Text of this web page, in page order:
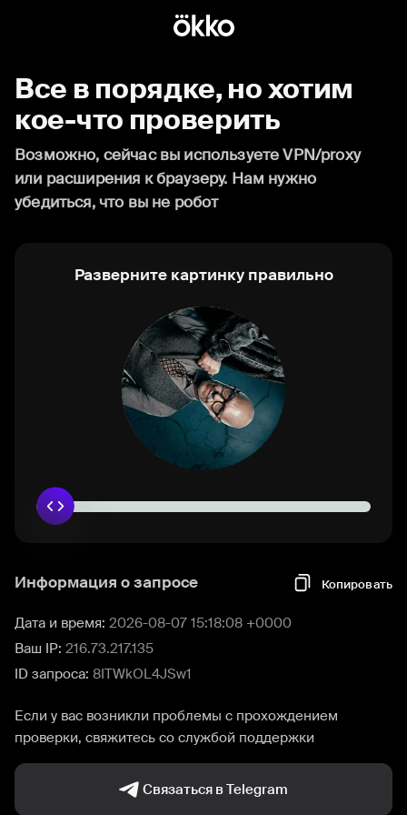
Все в порядке, но хотим
кое-что проверить
Возможно, сейчас вы используете VPN/proxy
или расширения к браузеру. Нам нужно
убедиться, что вы не робот
Разверните картинку правильно
Информация о запросе Копировать
Дата и время: 2026-08-07 15:18:08 +0000
Ваш IP: 216.73.217.135
ID запроса: 8ITWkOL4JSw1
Если у вас возникли проблемы с прохождением
проверки, свяжитесь со службой поддержки
Связаться в Telegram